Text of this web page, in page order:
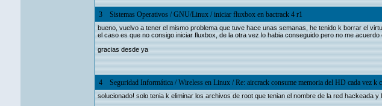
3 Sistemas Operativos /GNU/Linux /iniciar fluxbox en bactrack 4 r1
bueno, vuelvo a tener el mismo problema que tuve hace unas semanas, he tenido k borrar el
el caso es que no consigo iniciar fluxbox, de la otra vez lo habia conseguido pero no me acuerdo
gracias desde ya
4 Seguridad Informática /Wireless en Linux /Re: aircrack consume memoria del HD cada vez k
solucionado! solo tenia k eliminar los archivos de root que tenian el nombre de la red hackeada y